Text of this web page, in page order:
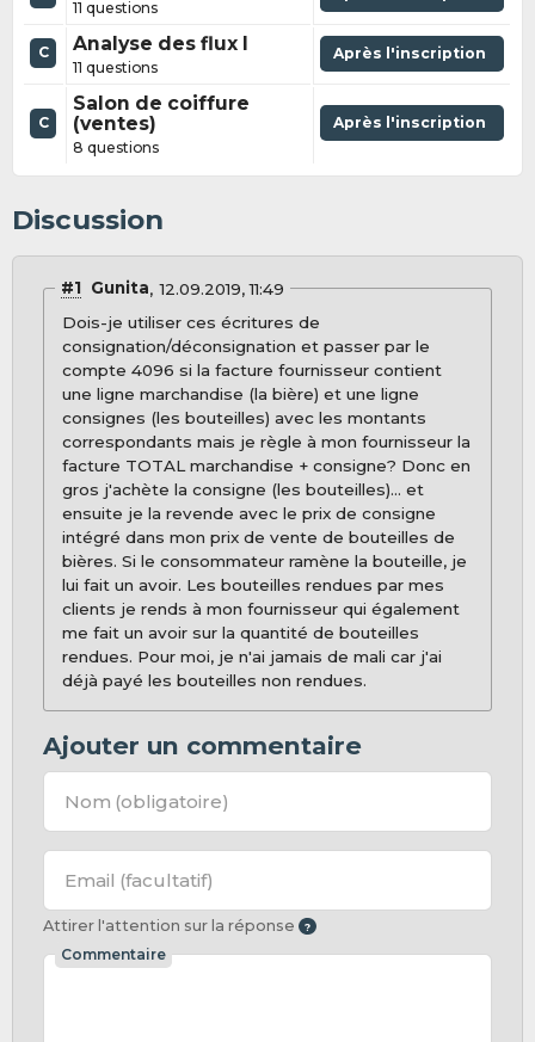
11 questions
C Analyse des flux I
11 questions
Après l'inscription
C
Salon de coiffure
(ventes)
8 questions
Après l'inscription
Discussion
#1 Gunita
12.09.2019, 11:49
Dois-je utiliser ces écritures de
consignation/déconsignation et passer par le
compte 4096 si la facture fournisseur contient
une ligne marchandise (la bière) et une ligne
consignes (les bouteilles) avec les montants
correspondants mais je règle à mon fournisseur la
facture TOTAL marchandise + consigne? Donc en
gros j'achète la consigne (les bouteilles)... et
ensuite je la revende avec le prix de consigne
intégré dans mon prix de vente de bouteilles de
bières. Si le consommateur ramène la bouteille, je
lui fait un avoir. Les bouteilles rendues par mes
clients je rends à mon fournisseur qui également
me fait un avoir sur la quantité de bouteilles
rendues. Pour moi, je n'ai jamais de mali car j'ai
déjà payé les bouteilles non rendues.
Ajouter un commentaire
Nom (obligatoire)
Email (facultatif)
Attirer l'attention sur la réponse
Commentaire